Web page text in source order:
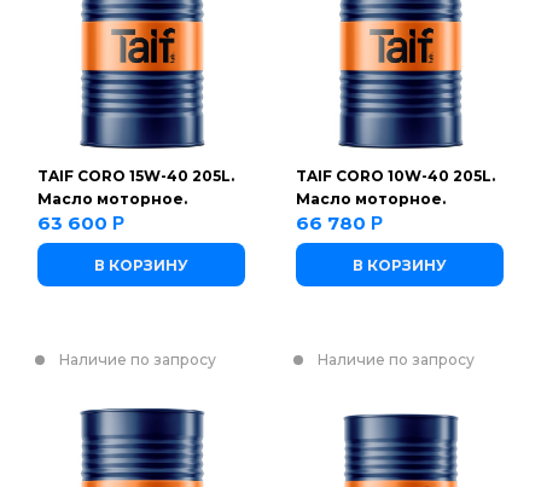
TAIF CORO 15W-40 205L.
Масло моторное.
63 600 Р
В КОРЗИНУ
TAIF CORO 10W-40 205L.
Масло моторное.
66 780 Р
В КОРЗИНУ
Наличие по запросу Наличие по запросу